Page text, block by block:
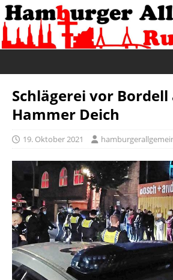
Schlägerei vor Bordell
Hammer Deich
19. Oktober 2021